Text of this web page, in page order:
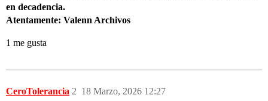
en decadencia.
Atentamente: Valenn Archivos
1 me gusta
CeroTolerancia 18 Marzo, 2026 12:27
2